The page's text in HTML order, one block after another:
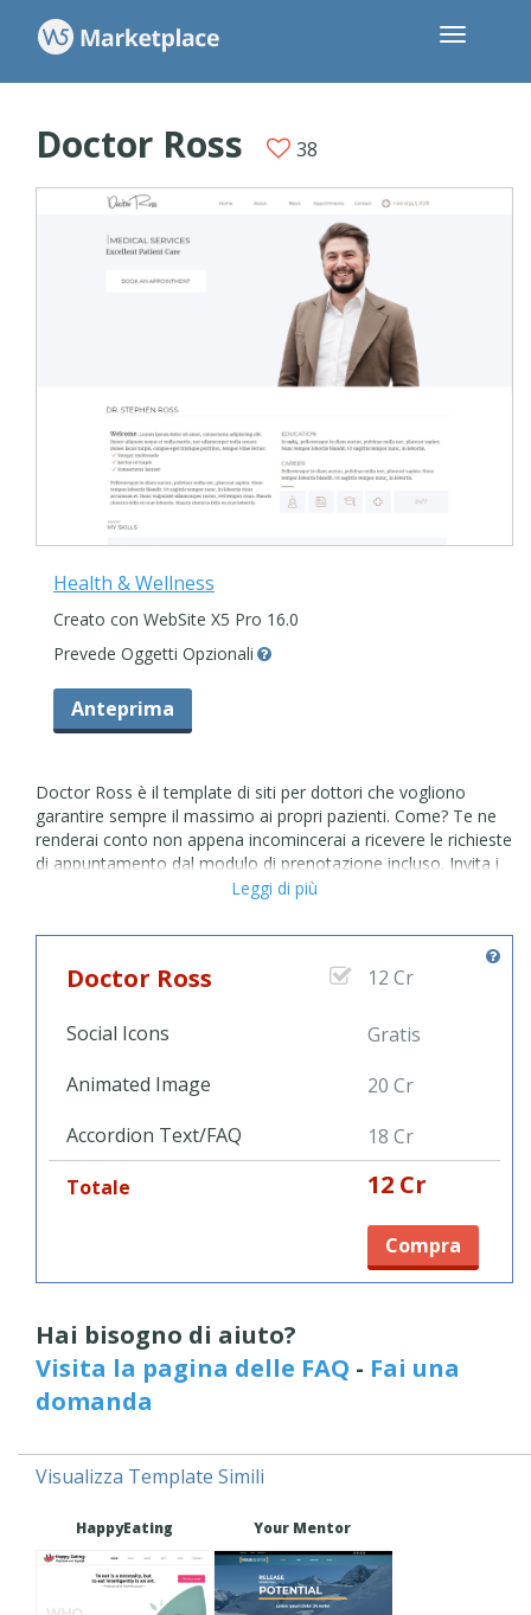
Doctor Ross 38
Health & Wellness
Creato con WebSite X5 Pro 16.0
Prevede Oggetti Opzionali
Anteprima
Doctor Ross è il template di siti per dottori che vogliono
garantire sempre il massimo ai propri pazienti. Come? Te ne
renderai conto non appena incomincerai a ricevere le richieste
di appuntamento dal modulo di prenotazione incluso. Invita i
tuoi pazienti a utilizzarlo e insieme risparmierete tempo e
e tenerti aggiornato con i tuoi pazienti. Condividi il tuo
percorso di studi, le ultime notizie le informazioni mediche più
importanti con il template per siti web Doctor Ross: i tuoi
piccole cliniche ameranno questo template. Non solo
facilità d'uso di tutte le funzioni per il suo design. Questo
template di siti per medici e dottori è un'occasione. Provalo
subito.
Leggi di più
Doctor Ross 12 Cr
Social Icons
Gratis
Animated Image
20 Cr
Accordion Text/FAQ
18 Cr
Totale
12 Cr
Compra
Hai bisogno di aiuto?
Visita la pagina delle FAQ - Fai una
domanda
Visualizza Template Simili
HappyEating Your Mentor